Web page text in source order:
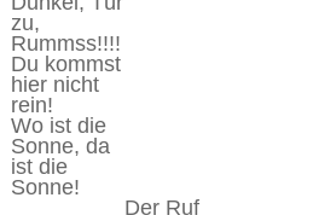
zu,
Rummss!!!!
Du kommst
hier nicht
rein!
Wo ist die
Sonne, da
ist die
Sonne!
Der Ruf